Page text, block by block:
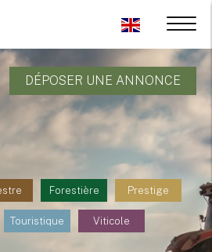
DÉPOSER UNE ANNONCE
Forestière Prestige
Touristique Viticole